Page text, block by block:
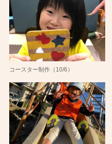
コースター制作（10/6）